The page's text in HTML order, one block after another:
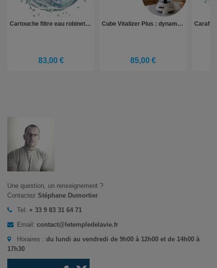
Cartouche filtre eau robinet | Letempledelavie.fr
83,00 €
Cube Vitalizer Plus : dynamisez votre eau pour une hydratation optimale
85,00 €
Une question, un renseignement ?
Contactez Stéphane Dumortier
Tel: + 33 9 83 31 64 71
Email: contact@letempledelavie.fr
Horaires : du lundi au vendredi de 9h00 à 12h00 et de 14h00 à
17h30